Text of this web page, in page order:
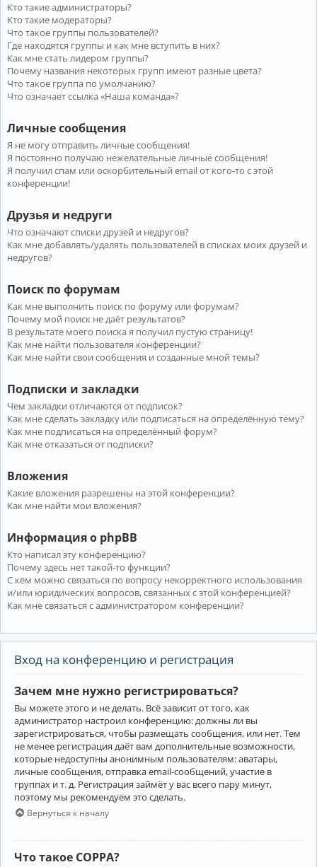
Кто такие администраторы?
Кто такие модераторы?
Что такое группы пользователей?
Где находятся группы и как мне вступить в них?
Как мне стать лидером группы?
Почему названия некоторых групп имеют разные цвета?
Что такое группа по умолчанию?
Что означает ссылка «Наша команда»?
Личные сообщения
Я не могу отправить личные сообщения!
Я постоянно получаю нежелательные личные сообщения!
Я получил спам или оскорбительный email от кого-то с этой
конференции!
Друзья и недруги
Что означают списки друзей и недругов?
Как мне добавлять/удалять пользователей в списках моих друзей и
недругов?
Поиск по форумам
Как мне выполнить поиск по форуму или форумам?
Почему мой поиск не даёт результатов?
В результате моего поиска я получил пустую страницу!
Как мне найти пользователя конференции?
Как мне найти свои сообщения и созданные мной темы?
Подписки и закладки
Чем закладки отличаются от подписок?
Как мне сделать закладку или подписаться на определённую тему?
Как мне подписаться на определённый форум?
Как мне отказаться от подписки?
Вложения
Какие вложения разрешены на этой конференции?
Как мне найти мои вложения?
Информация о phpBB
Кто написал эту конференцию?
Почему здесь нет такой-то функции?
С кем можно связаться по вопросу некорректного использования
и/или юридических вопросов, связанных с этой конференцией?
Как мне связаться с администратором конференции?
Вход на конференцию и регистрация
Зачем мне нужно регистрироваться?
Вы можете этого и не делать. Всё зависит от того, как
администратор настроил конференцию: должны ли вы
зарегистрироваться, чтобы размещать сообщения, или нет. Тем
не менее регистрация даёт вам дополнительные возможности,
которые недоступны анонимным пользователям: аватары,
личные сообщения, отправка email-сообщений, участие в
группах и т. д. Регистрация займёт у вас всего пару минут,
поэтому мы рекомендуем это сделать.
Вернуться к началу
Что такое COPPA?